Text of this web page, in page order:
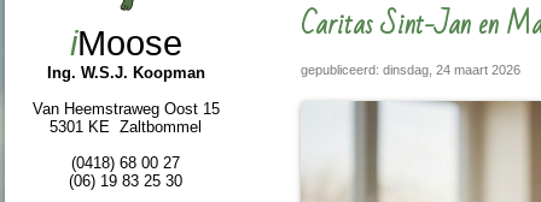
iMoose
Ing. W.S.J. Koopman
Van Heemstraweg Oost 15
5301 KE Zaltbommel
(0418) 68 00 27
(06) 19 83 25 30
Caritas Sint-Jan en
gepubliceerd: dinsdag, 24 maart 2026